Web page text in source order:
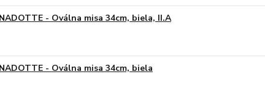
- Oválna misa 34cm, biela, II.A
- Oválna misa 34cm, biela